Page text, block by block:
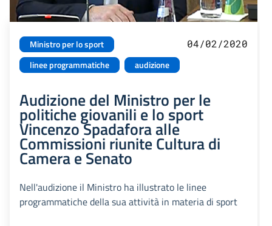
Ministro per lo sport
linee programmatiche
audizione
04/02/2020
Audizione del Ministro per le
politiche giovanili e lo sport
Vincenzo Spadafora alle
Commissioni riunite Cultura di
Camera e Senato
Nell'audizione il Ministro ha illustrato le linee
programmatiche della sua attività in materia di sport